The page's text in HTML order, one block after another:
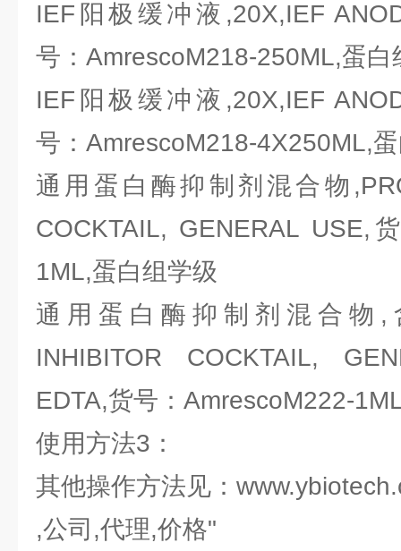
IEF阳极缓冲液,20X,IEF
号：AmrescoM218-250ML,蛋白
IEF阳极缓冲液,20X,IEF
号：AmrescoM218-4X250ML,
通用蛋白酶抑制剂混合物
COCKTAIL, GENERAL USE,
1ML,蛋白组学级
通用蛋白酶抑制剂混合物,
INHIBITOR COCKTAIL,
EDTA,货号：AmrescoM222-
使用方法3：
其他操作方法见：
,公司,代理,价格"